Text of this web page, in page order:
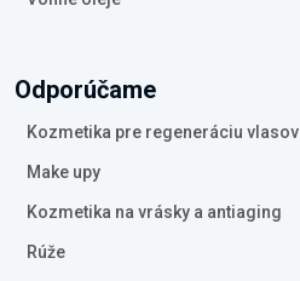
Odporúčame
Kozmetika pre regeneráciu vlasov
Make upy
Kozmetika na vrásky a antiaging
Rúže